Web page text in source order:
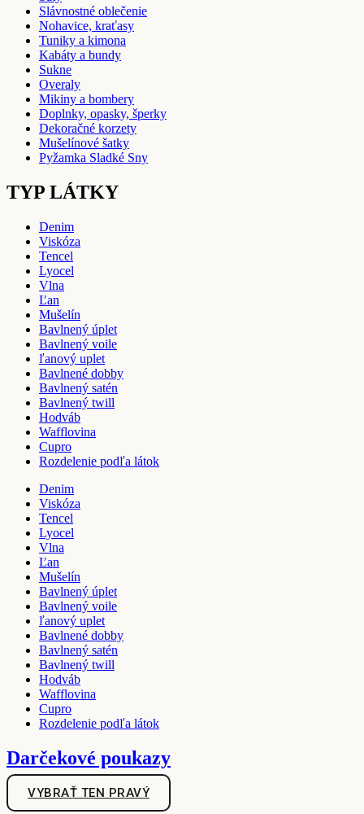
Slávnostné oblečenie
Nohavice, kraťasy
Tuniky a kimona
Kabáty a bundy
Sukne
Overaly
Mikiny a bombery
Doplnky, opasky, šperky
Dekoračné korzety
Mušelínové šatky
Pyžamka Sladké Sny
TYP LÁTKY
Denim
Viskóza
Tencel
Lyocel
Vlna
Ľan
Mušelín
Bavlnený úplet
Bavlnený voile
ľanový uplet
Bavlnené dobby
Bavlnený satén
Bavlnený twill
Hodváb
Wafflovina
Cupro
Rozdelenie podľa látok
Denim
Viskóza
Tencel
Lyocel
Vlna
Ľan
Mušelín
Bavlnený úplet
Bavlnený voile
ľanový uplet
Bavlnené dobby
Bavlnený satén
Bavlnený twill
Hodváb
Wafflovina
Cupro
Rozdelenie podľa látok
Darčekové poukazy
VYBRAŤ TEN PRAVÝ